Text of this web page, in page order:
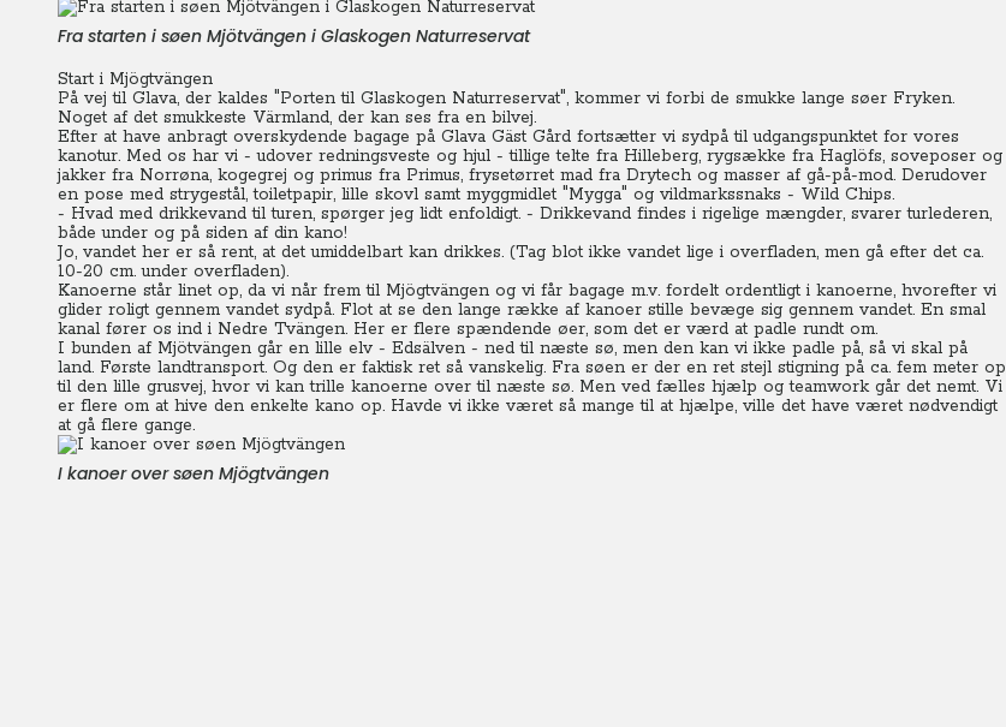
Fra starten i søen Mjötvängen i Glaskogen Naturreservat
Start i Mjögtvängen
På vej til Glava, der kaldes "Porten til Glaskogen Naturreservat", kommer vi forbi de smukke lange søer Fryken.
Noget af det smukkeste Värmland, der kan ses fra en bilvej.
Efter at have anbragt overskydende bagage på Glava Gäst Gård fortsætter vi sydpå til udgangspunktet for vores
kanotur. Med os har vi - udover redningsveste og hjul - tillige telte fra Hilleberg, rygsække fra Haglöfs, soveposer og
jakker fra Norrøna, kogegrej og primus fra Primus, frysetørret mad fra Drytech og masser af gå-på-mod. Derudover
en pose med strygestål, toiletpapir, lille skovl samt myggmidlet "Mygga" og vildmarkssnaks - Wild Chips.
- Hvad med drikkevand til turen, spørger jeg lidt enfoldigt. - Drikkevand findes i rigelige mængder, svarer turlederen,
både under og på siden af din kano!
Jo, vandet her er så rent, at det umiddelbart kan drikkes. (Tag blot ikke vandet lige i overfladen, men gå efter det ca.
10-20 cm. under overfladen).
Kanoerne står linet op, da vi når frem til Mjögtvängen og vi får bagage m.v. fordelt ordentligt i kanoerne, hvorefter vi
glider roligt gennem vandet sydpå. Flot at se den lange række af kanoer stille bevæge sig gennem vandet. En smal
kanal fører os ind i Nedre Tvängen. Her er flere spændende øer, som det er værd at padle rundt om.
I bunden af Mjötvängen går en lille elv - Edsälven - ned til næste sø, men den kan vi ikke padle på, så vi skal på
land. Første landtransport. Og den er faktisk ret så vanskelig. Fra søen er der en ret stejl stigning på ca. fem meter op
til den lille grusvej, hvor vi kan trille kanoerne over til næste sø. Men ved fælles hjælp og teamwork går det nemt. Vi
er flere om at hive den enkelte kano op. Havde vi ikke været så mange til at hjælpe, ville det have været nødvendigt
at gå flere gange.
I kanoer over søen Mjögtvängen